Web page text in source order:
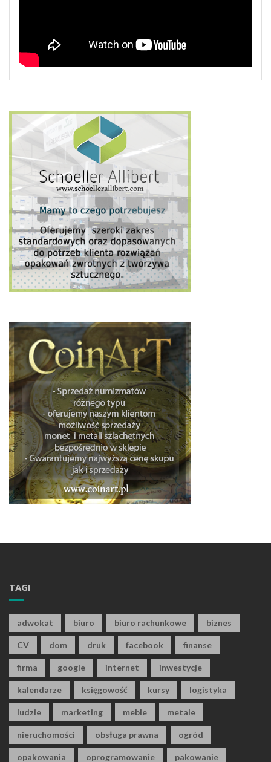
TAGI
adwokat biuro biuro rachunkowe biznes
CV dom druk facebook finanse
firma google internet inwestycje
kalendarze księgowość kursy logistyka
ludzie marketing meble metale
nieruchomości obsługa prawna ogród
opakowania oprogramowanie pakowanie